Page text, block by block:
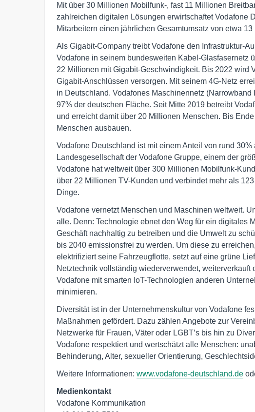
Mit über 30 Millionen Mobilfunk-, fast 11 Millionen
zahlreichen digitalen Lösungen erwirtschaftet Vodafone
Mitarbeitern einen jährlichen Gesamtumsatz von etwa
Als Gigabit-Company treibt Vodafone den Infrastruktur-
Vodafone in seinem bundesweiten Kabel-Glasfasernetz
22 Millionen mit Gigabit-Geschwindigkeit. Bis 2022 wird
Gigabit-Anschlüssen versorgen. Mit seinem 4G-Netz
in Deutschland. Vodafones Maschinennetz (Narrowband
97% der deutschen Fläche. Seit Mitte 2019 betreibt
und erreicht damit über 20 Millionen Menschen. Bis
Menschen ausbauen.
Vodafone Deutschland ist mit einem Anteil von rund
Landesgesellschaft der Vodafone Gruppe, einem der
Vodafone hat weltweit über 300 Millionen Mobilfunk-
über 22 Millionen TV-Kunden und verbindet mehr als
Dinge.
Vodafone vernetzt Menschen und Maschinen weltweit.
alle. Denn: Technologie ebnet den Weg für ein digitales
Geschäft nachhaltig zu betreiben und die Umwelt zu
bis 2040 emissionsfrei zu werden. Um diese zu
elektrifiziert seine Fahrzeugflotte, setzt auf eine grüne
Netztechnik vollständig wiederverwendet,
Vodafone mit smarten IoT-Technologien anderen
minimieren.
Diversität ist in der Unternehmenskultur von Vodafone
Maßnahmen gefördert. Dazu zählen Angebote zur
Netzwerke für Frauen, Väter oder LGBT’s bis hin zu
Vodafone respektiert und wertschätzt alle Menschen:
Behinderung, Alter, sexueller Orientierung,
Weitere Informationen: www.vodafone-deutschland.de
Medienkontakt
Vodafone Kommunikation